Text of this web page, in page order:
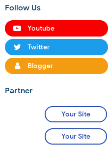
Follow Us
Youtube
Twitter
Blogger
Partner
Your Site
Your Site